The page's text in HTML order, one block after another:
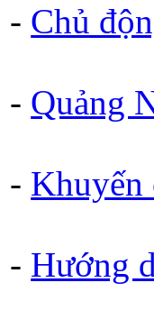
- Chủ
- Quảng
- Khuyến
- Hướng